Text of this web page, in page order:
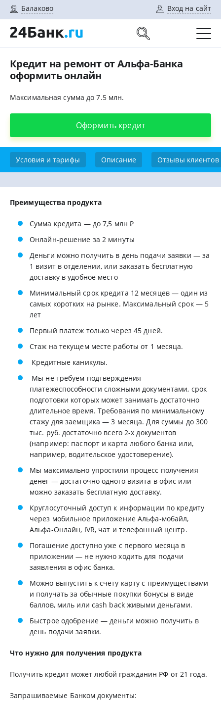
Балаково Вход на сайт
Кредит на ремонт от Альфа-Банка
оформить онлайн
Максимальная сумма до 7.5 млн.
Оформить кредит
Условия и тарифы Описание Отзывы клиентов
Преимущества продукта
Сумма кредита — до 7,5 млн ₽
Онлайн-решение за 2 минуты
Деньги можно получить в день подачи заявки — за
1 визит в отделении, или заказать бесплатную
доставку в удобное место
Минимальный срок кредита 12 месяцев — один из
самых коротких на рынке. Максимальный срок — 5
лет
Первый платеж только через 45 дней.
Стаж на текущем месте работы от 1 месяца.
Кредитные каникулы.
Мы не требуем подтверждения
платежеспособности сложными документами, срок
подготовки которых может занимать достаточно
длительное время. Требования по минимальному
стажу для заемщика — 3 месяца. Для суммы до 300
тыс. руб. достаточно всего 2-х документов
(например: паспорт и карта любого банка или,
например, водительское удостоверение).
Мы максимально упростили процесс получения
денег — достаточно одного визита в офис или
можно заказать бесплатную доставку.
Круглосуточный доступ к информации по кредиту
через мобильное приложение Альфа-мобайл,
Альфа-Онлайн, IVR, чат и телефонный центр.
Погашение доступно уже с первого месяца в
приложении — не нужно ходить для подачи
заявления в офис банка.
Можно выпустить к счету карту с преимуществами
и получать за обычные покупки бонусы в виде
баллов, миль или cash back живыми деньгами.
Быстрое одобрение — деньги можно получить в
день подачи заявки.
Что нужно для получения продукта
Получить кредит может любой гражданин РФ от 21 года.
Запрашиваемые Банком документы: